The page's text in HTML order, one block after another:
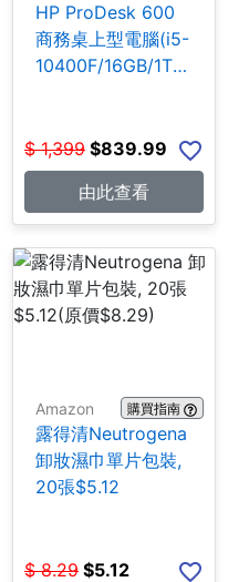
HP ProDesk 600
商務桌上型電腦(i5-
10400F/16GB/1TB
$ 1,399 $839.99
由此查看
Amazon 購買指南
露得清Neutrogena
卸妝濕巾單片包裝,
20張$5.12
$ 8.29 $5.12